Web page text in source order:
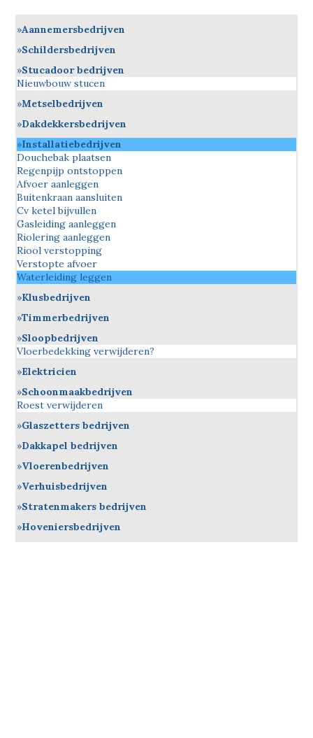
Aannemersbedrijven
Schildersbedrijven
Stucadoor bedrijven
Nieuwbouw stucen
Metselbedrijven
Dakdekkersbedrijven
Installatiebedrijven
Douchebak plaatsen
Regenpijp ontstoppen
Afvoer aanleggen
Buitenkraan aansluiten
Cv ketel bijvullen
Gasleiding aanleggen
Riolering aanleggen
Riool verstopping
Verstopte afvoer
Waterleiding leggen
Klusbedrijven
Timmerbedrijven
Sloopbedrijven
Vloerbedekking verwijderen?
Elektricien
Schoonmaakbedrijven
Roest verwijderen
Glaszetters bedrijven
Dakkapel bedrijven
Vloerenbedrijven
Verhuisbedrijven
Stratenmakers bedrijven
Hoveniersbedrijven